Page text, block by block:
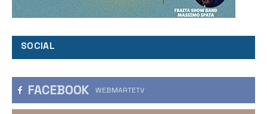
SOCIAL
FACEBOOK WEBMARTETV